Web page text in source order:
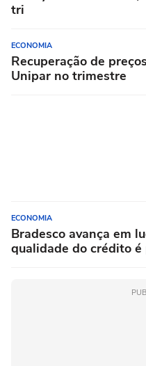
tri
ECONOMIA
Recuperação de
Unipar no trimestre
ECONOMIA
Bradesco avança em
qualidade do crédito